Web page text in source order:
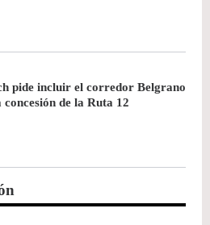
pide incluir el corredor Belgrano
concesión de la Ruta 12